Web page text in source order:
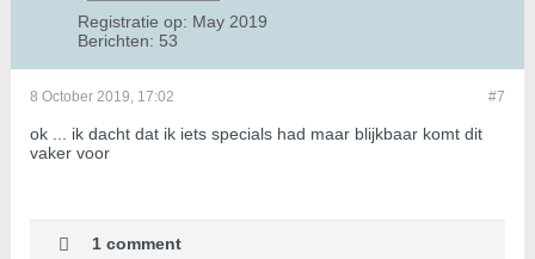
Registratie op: May 2019
Berichten: 53
#7
8 October 2019, 17:02
ok ... ik dacht dat ik iets specials had maar blijkbaar komt dit
vaker voor
1 comment